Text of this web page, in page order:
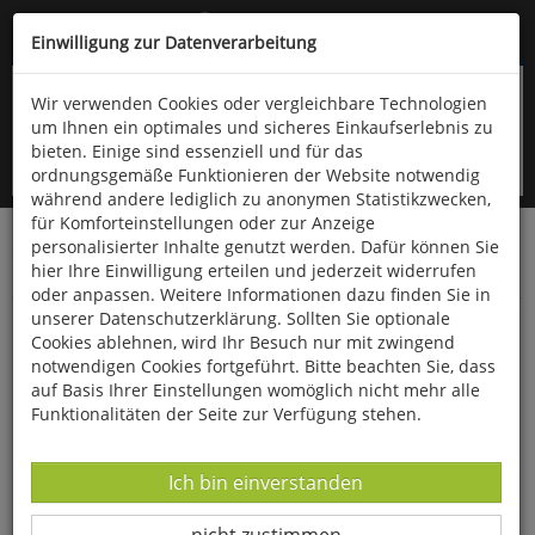
Kompletten Head der Seite überspringen
oder (06766) 9323-960
Startseite Schönes & Dekoratives
Wohnen & Dekoration
Statuen
Porzellan-Skulptur »Turteltaube«
Einwilligung zur Datenverarbeitung
Wir verwenden Cookies oder vergleichbare Technologien
um Ihnen ein optimales und sicheres Einkaufserlebnis zu
bieten. Einige sind essenziell und für das
ordnungsgemäße Funktionieren der Website notwendig
während andere lediglich zu anonymen Statistikzwecken,
für Komforteinstellungen oder zur Anzeige
personalisierter Inhalte genutzt werden. Dafür können Sie
hier Ihre Einwilligung erteilen und jederzeit widerrufen
oder anpassen. Weitere Informationen dazu finden Sie in
unserer Datenschutzerklärung. Sollten Sie optionale
Cookies ablehnen, wird Ihr Besuch nur mit zwingend
notwendigen Cookies fortgeführt. Bitte beachten Sie, dass
auf Basis Ihrer Einstellungen womöglich nicht mehr alle
Funktionalitäten der Seite zur Verfügung stehen.
Datenverarbeitung -
Ich bin einverstanden